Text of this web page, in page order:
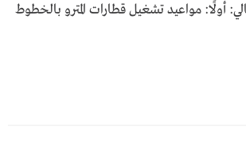
أولًا: مواعيد تشغيل قطارات المترو بالخطوط